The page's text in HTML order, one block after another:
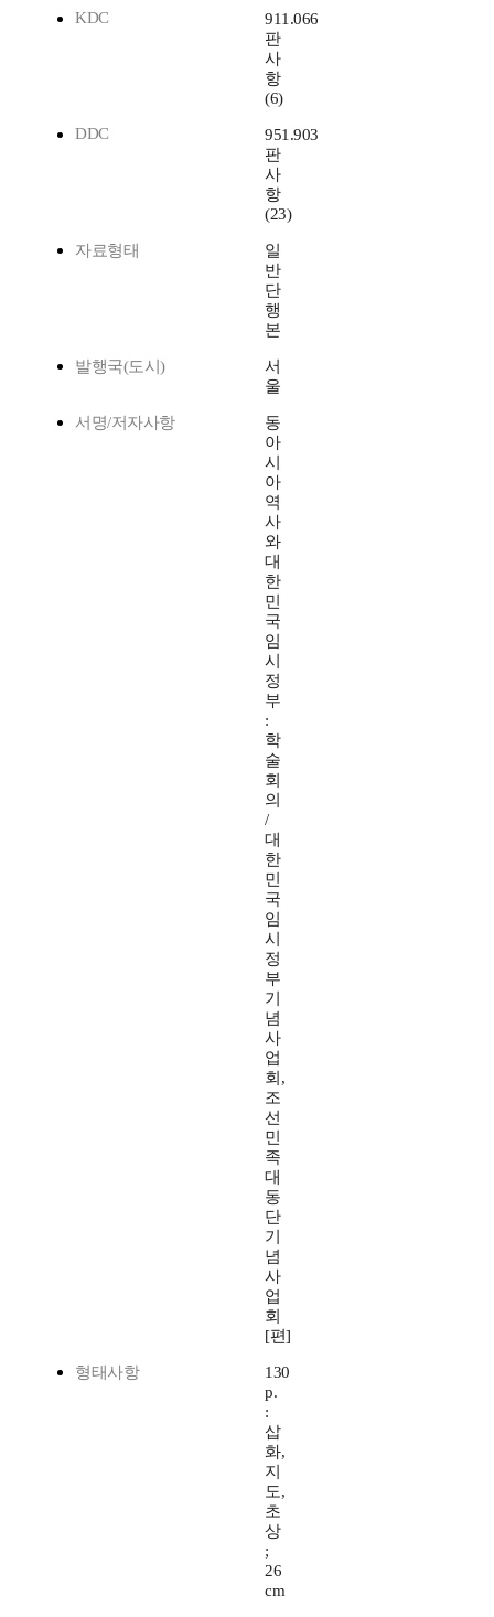
KDC
911.066
판
사
항
(6)
DDC
951.903
판
사
항
(23)
자료형태
일
반
단
행
본
발행국(도시)
서
울
서명/저자사항
동
아
시
아
역
사
와
대
한
민
국
임
시
정
부
:
학
술
회
의
/
대
한
민
국
임
시
정
부
기
념
사
업
회,
조
선
민
족
대
동
단
기
념
사
업
회
[편]
형태사항
130
p.
:
삽
화,
지
도,
초
상
;
26
cm